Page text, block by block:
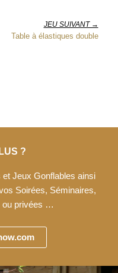
JEU SUIVANT →
Table à élastiques double
?
Jeux Gonflables ainsi
Soirées, Séminaires,
ou privées …